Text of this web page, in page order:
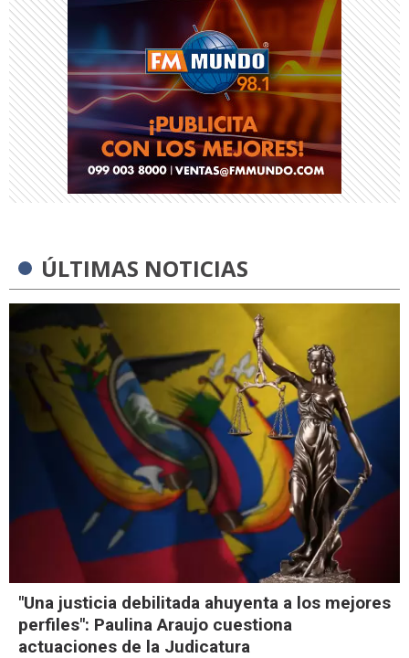
ÚLTIMAS NOTICIAS
"Una justicia debilitada ahuyenta a los mejores
perfiles": Paulina Araujo cuestiona
actuaciones de la Judicatura